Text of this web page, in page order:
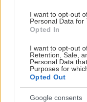
I want to opt-out
Personal Data for
Opted In
I want to opt-out
Retention, Sale,
Personal Data
Purposes for
Opted Out
Google consents
«Εγώ είμαι η ανάπηρη,
Η Maria Rolls χωρίς